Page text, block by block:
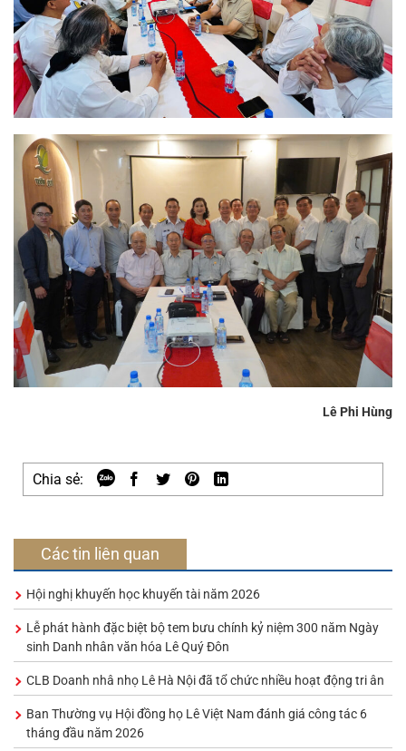
Lê Phi Hùng
Chia sẻ:
Các tin liên quan
Hội nghị khuyến học khuyến tài năm 2026
Lễ phát hành đặc biệt bộ tem bưu chính kỷ niệm 300 năm Ngày
sinh Danh nhân văn hóa Lê Quý Đôn
CLB Doanh nhâ nhọ Lê Hà Nội đã tổ chức nhiều hoạt động tri ân
Ban Thường vụ Hội đồng họ Lê Việt Nam đánh giá công tác 6
tháng đầu năm 2026